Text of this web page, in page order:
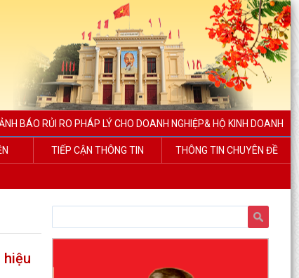
BÁO RỦI RO PHÁP LÝ CHO DOANH NGHIỆP& HỘ KINH DOANH
TIẾP CẬN THÔNG TIN THÔNG TIN CHUYÊN ĐỀ
hiệu